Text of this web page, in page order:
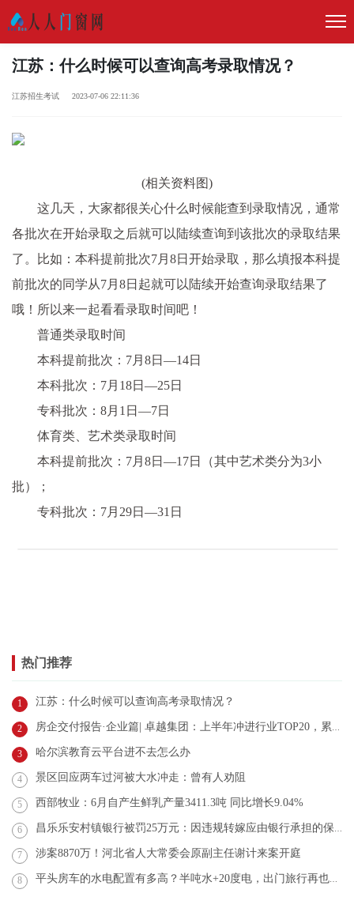
江苏：什么时候可以查询高考录取情况？
江苏招生考试 2023-07-06 22:11:36
(相关资料图)
这几天，大家都很关心什么时候能查到录取情况，通常
各批次在开始录取之后就可以陆续查询到该批次的录取结果
了。比如：本科提前批次7月8日开始录取，那么填报本科提
前批次的同学从7月8日起就可以陆续开始查询录取结果了
哦！所以来一起看看录取时间吧！
普通类录取时间
本科提前批次：7月8日—14日
本科批次：7月18日—25日
专科批次：8月1日—7日
体育类、艺术类录取时间
本科提前批次：7月8日—17日（其中艺术类分为3小
批）；
专科批次：7月29日—31日
热门推荐
1 江苏：什么时候可以查询高考录取情况？
2 房企交付报告·企业篇| 卓越集团：上半年冲进行业TOP20，累计交房超2.5万套
3 哈尔滨教育云平台进不去怎么办
4 景区回应两车过河被大水冲走：曾有人劝阻
5 西部牧业：6月自产生鲜乳产量3411.3吨 同比增长9.04%
6 昌乐乐安村镇银行被罚25万元：因违规转嫁应由银行承担的保险费
7 涉案8870万！河北省人大常委会原副主任谢计来案开庭
8 平头房车的水电配置有多高？半吨水+20度电，出门旅行再也不发愁